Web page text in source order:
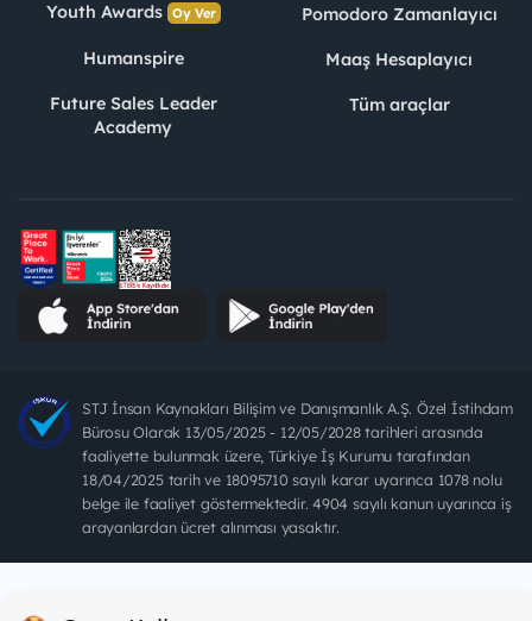
Youth Awards Oy Ver
Humanspire
Future Sales Leader
Academy
Pomodoro Zamanlayıcı
Maaş Hesaplayıcı
Tüm araçlar
STJ İnsan Kaynakları Bilişim ve Danışmanlık A.Ş. Özel İstihdam
Bürosu Olarak 13/05/2025 - 12/05/2028 tarihleri arasında
faaliyette bulunmak üzere, Türkiye İş Kurumu tarafından
18/04/2025 tarih ve 18095710 sayılı karar uyarınca 1078 nolu
belge ile faaliyet göstermektedir. 4904 sayılı kanun uyarınca iş
arayanlardan ücret alınması yasaktır.